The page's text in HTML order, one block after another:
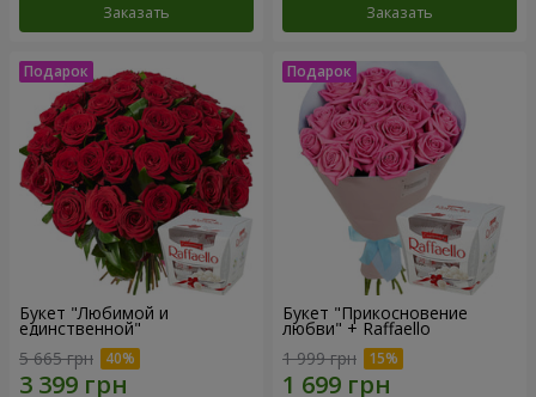
Заказать Заказать
Букет "Любимой и
единственной"
5 665 грн
Букет "Прикосновение
любви" + Raffaello
1 999 грн